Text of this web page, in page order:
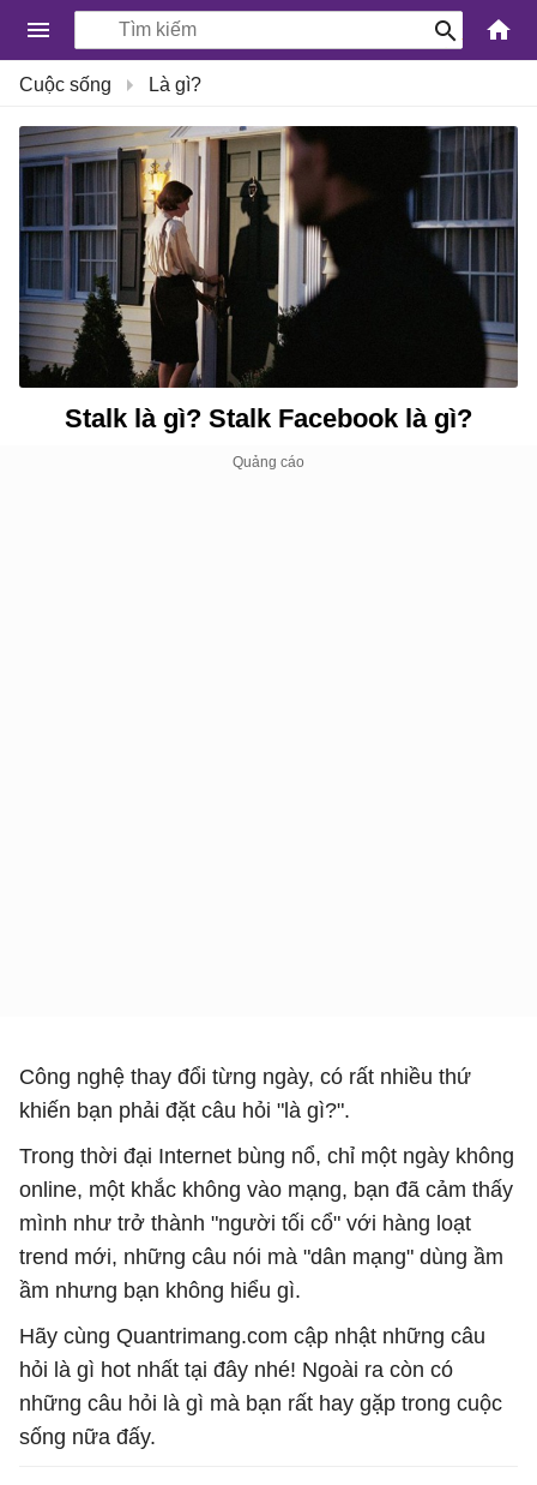
-
Thức
Công
Nghệ
Khoa
Học
Cuộc
sống
Cuộc sống Là gì?
Stalk là gì? Stalk Facebook là gì?
Công nghệ thay đổi từng ngày, có rất nhiều thứ
khiến bạn phải đặt câu hỏi "là gì?".
Trong thời đại Internet bùng nổ, chỉ một ngày không
online, một khắc không vào mạng, bạn đã cảm thấy
mình như trở thành "người tối cổ" với hàng loạt
trend mới, những câu nói mà "dân mạng" dùng ầm
ầm nhưng bạn không hiểu gì.
Hãy cùng Quantrimang.com cập nhật những câu
hỏi là gì hot nhất tại đây nhé! Ngoài ra còn có
những câu hỏi là gì mà bạn rất hay gặp trong cuộc
sống nữa đấy.